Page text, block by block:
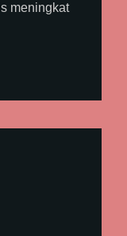
meningkat